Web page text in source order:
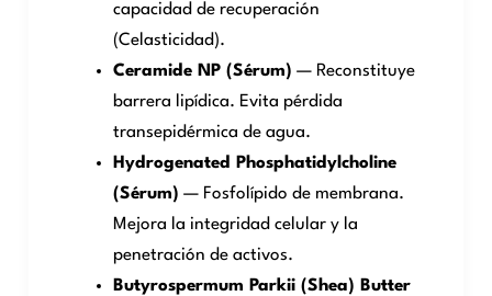
capacidad de recuperación
(Celasticidad).
Ceramide NP (Sérum) — Reconstituye
barrera lipídica. Evita pérdida
transepidérmica de agua.
Hydrogenated Phosphatidylcholine
(Sérum) — Fosfolípido de membrana.
Mejora la integridad celular y la
penetración de activos.
Butyrospermum Parkii (Shea) Butter